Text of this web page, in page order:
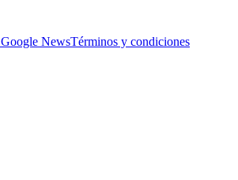
Google NewsTérminos y condiciones